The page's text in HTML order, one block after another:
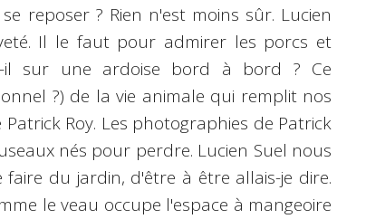
reposer ? Rien n'est moins sûr. Lucien
Il le faut pour admirer les porcs et
il sur une ardoise bord à bord ? Ce
?) de la vie animale qui remplit nos
Roy. Les photographies de Patrick
nés pour perdre. Lucien Suel nous
du jardin, d'être à être allais-je dire.
le veau occupe l'espace à mangeoire